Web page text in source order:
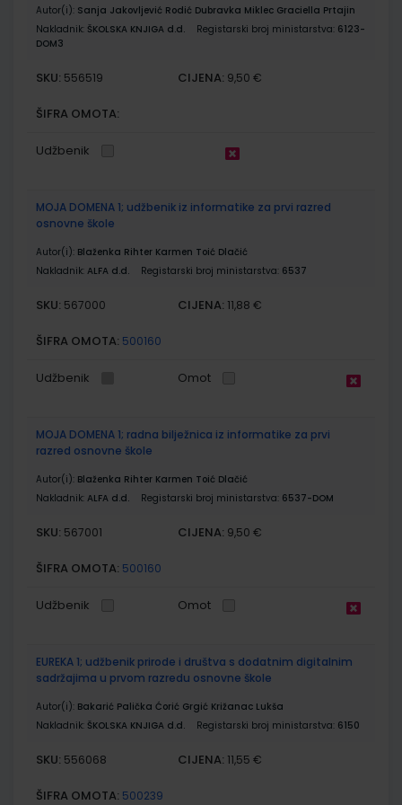
Autor(i): Sanja Jakovljević Rodić Dubravka Miklec Graciella Prtajin
Nakladnik: ŠKOLSKA KNJIGA d.d. Registarski broj ministarstva: 6123-
DOM3
SKU: 556519 CIJENA: 9,50 €
ŠIFRA OMOTA:
Udžbenik
MOJA DOMENA 1; udžbenik iz informatike za prvi razred
osnovne škole
Autor(i): Blaženka Rihter Karmen Toić Dlačić
Nakladnik: ALFA d.d. Registarski broj ministarstva: 6537
SKU: 567000 CIJENA: 11,88 €
ŠIFRA OMOTA: 500160
Udžbenik Omot
MOJA DOMENA 1; radna bilježnica iz informatike za prvi
razred osnovne škole
Autor(i): Blaženka Rihter Karmen Toić Dlačić
Nakladnik: ALFA d.d. Registarski broj ministarstva: 6537-DOM
SKU: 567001 CIJENA: 9,50 €
ŠIFRA OMOTA: 500160
Udžbenik Omot
EUREKA 1; udžbenik prirode i društva s dodatnim digitalnim
sadržajima u prvom razredu osnovne škole
Autor(i): Bakarić Palička Ćorić Grgić Križanac Lukša
Nakladnik: ŠKOLSKA KNJIGA d.d. Registarski broj ministarstva: 6150
SKU: 556068 CIJENA: 11,55 €
ŠIFRA OMOTA: 500239